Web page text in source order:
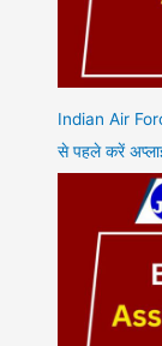
Indian Air
से पहले करें